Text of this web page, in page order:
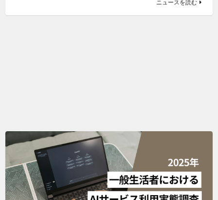
ニュースを読む